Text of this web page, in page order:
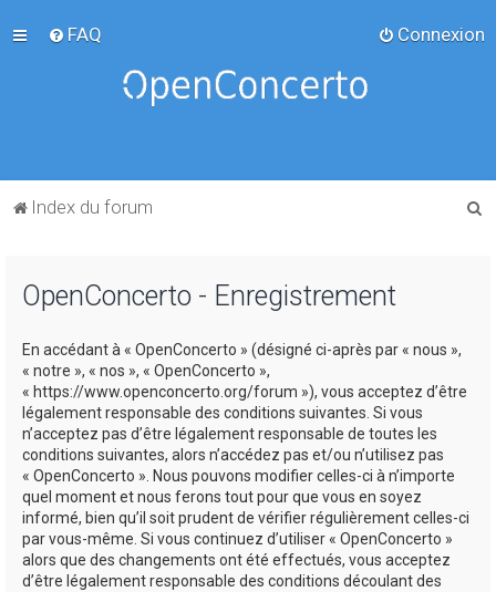
FAQ Connexion
Index du forum
OpenConcerto - Enregistrement
En accédant à « OpenConcerto » (désigné ci-après par « nous »,
« notre », « nos », « OpenConcerto »,
« https://www.openconcerto.org/forum »), vous acceptez d’être
légalement responsable des conditions suivantes. Si vous
n’acceptez pas d’être légalement responsable de toutes les
conditions suivantes, alors n’accédez pas et/ou n’utilisez pas
« OpenConcerto ». Nous pouvons modifier celles-ci à n’importe
quel moment et nous ferons tout pour que vous en soyez
informé, bien qu’il soit prudent de vérifier régulièrement celles-ci
par vous-même. Si vous continuez d’utiliser « OpenConcerto »
alors que des changements ont été effectués, vous acceptez
d’être légalement responsable des conditions découlant des